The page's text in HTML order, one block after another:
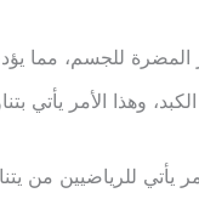
للجسم، مما
وهذا الأمر يأتي
للرياضيين من